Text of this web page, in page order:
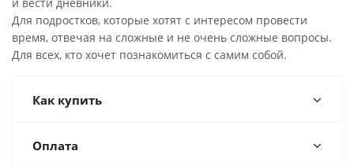
Для подростков, которые хотят с интересом провести
время, отвечая на сложные и не очень сложные вопросы.
Для всех, кто хочет познакомиться с самим собой.
Как купить
Оплата